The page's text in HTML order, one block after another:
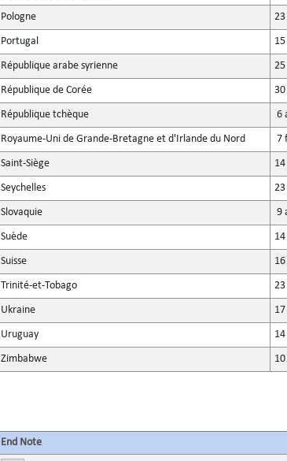
Pologne
Portugal
République arabe syrienne
République de Corée 30
République tchèque 6
Royaume-Uni de Grande-Bretagne et d'Irlande du Nord 7
Saint-Siège
Seychelles
Slovaquie 9
Suède
Suisse
Trinité-et-Tobago
Ukraine
Uruguay
Zimbabwe
End Note